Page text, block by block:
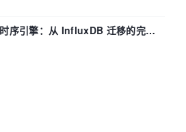
序引擎：从 InfluxDB 迁移的完整